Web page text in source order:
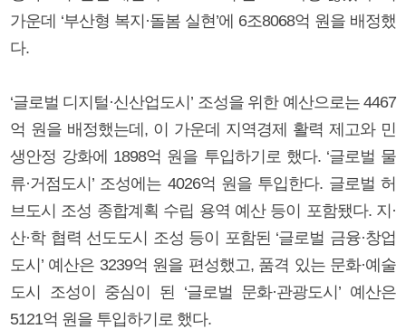
가운데 ‘부산형 복지·돌봄 실현’에 6조8068억 원을 배정했
다.
‘글로벌 디지털·신산업도시’ 조성을 위한 예산으로는 4467
억 원을 배정했는데, 이 가운데 지역경제 활력 제고와 민
생안정 강화에 1898억 원을 투입하기로 했다. ‘글로벌 물
류·거점도시’ 조성에는 4026억 원을 투입한다. 글로벌 허
브도시 조성 종합계획 수립 용역 예산 등이 포함됐다. 지·
산·학 협력 선도도시 조성 등이 포함된 ‘글로벌 금융·창업
도시’ 예산은 3239억 원을 편성했고, 품격 있는 문화·예술
도시 조성이 중심이 된 ‘글로벌 문화·관광도시’ 예산은
5121억 원을 투입하기로 했다.